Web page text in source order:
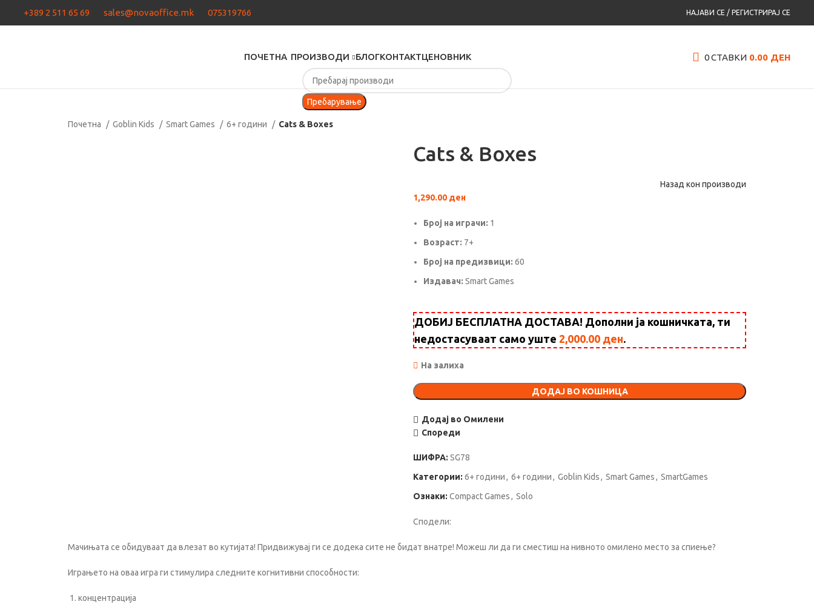
+389 2 511 65 69 sales@novaoffice.mk 075319766 НАЈАВИ СЕ / РЕГИСТРИРАЈ СЕ
ПОЧЕТНА ПРОИЗВОДИ БЛОГКОНТАКТЦЕНОВНИК 0СТАВКИ 0.00 ДЕН
Пребарување
Почетна Goblin Kids Smart Games 6+ години Cats & Boxes
Cats & Boxes
Назад кон производи
1,290.00 ден
Број на играчи: 1
Вoзраст: 7+
Број на предизвици: 60
Издавач: Smart Games
ДОБИЈ БЕСПЛАТНА ДОСТАВА! Дополни ја кошничката, ти
недостасуваат само уште 2,000.00 ден.
На залиха
ДОДАЈ ВО КОШНИЦА
Додај во Омилени
Спореди
ШИФРА: SG78
Категории: 6+ години, 6+ години, Goblin Kids, Smart Games, SmartGames
Ознаки: Compact Games, Solo
Сподели:
Мачињата се обидуваат да влезат во кутијата! Придвижувај ги се додека сите не бидат внатре! Можеш ли да ги сместиш на нивното омилено место за спиење?
Играњето на оваа игра ги стимулира следните когнитивни способности:
концентрација